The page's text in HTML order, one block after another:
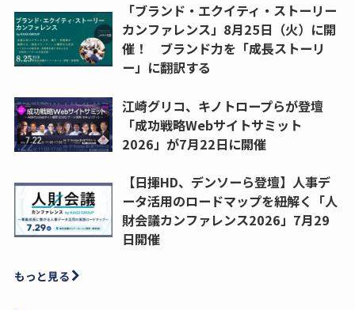
「ブランド・エクイティ・ストーリー
カンファレンス」8月25日（火）に開
催！ ブランド力を「成長ストーリ
ー」に翻訳する
江崎グリコ、キノトロープらが登壇
「成功戦略Webサイトサミット
2026」が7月22日に開催
【日揮HD、デンソーら登壇】人事デ
ータ活用のロードマップを紐解く「人
財会議カンファレンス2026」7月29
日開催
もっと見る